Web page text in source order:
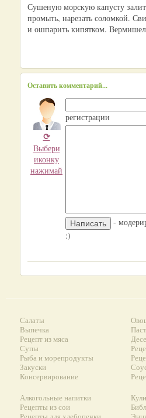
Сушеную морскую капусту
промыть, нарезать соломкой.
и ошпарить кипятком.
Оставить комментарий...
⟳
Выбери
иконку
нажимай
регистрации
-
:)
Салаты
Выпечка
Рецепт из мяса
Супы
Рыба и морепродукты
Закуски
Консервирование
Алкогольные напитки
Рецепты из сои